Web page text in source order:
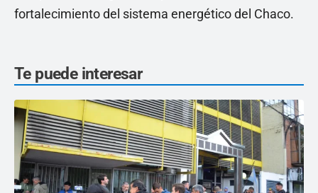
fortalecimiento del sistema energético del Chaco.
Te puede interesar